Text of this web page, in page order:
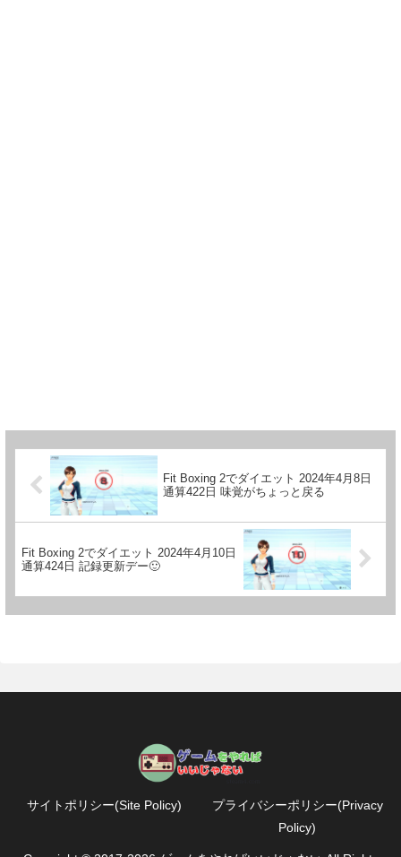
Fit Boxing 2でダイエット 2024年4月8日
通算422日 味覚がちょっと戻る
Fit Boxing 2でダイエット 2024年4月10日
通算424日 記録更新デー🙂
サイトポリシー(Site Policy)
プライバシーポリシー(Privacy
Policy)